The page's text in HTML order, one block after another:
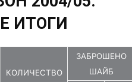
ИТОГИ
КОЛИЧЕСТВО
ЗАБРОШЕНО
ШАЙБ